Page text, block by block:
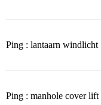
Ping : lantaarn windlicht
Ping : manhole cover lift